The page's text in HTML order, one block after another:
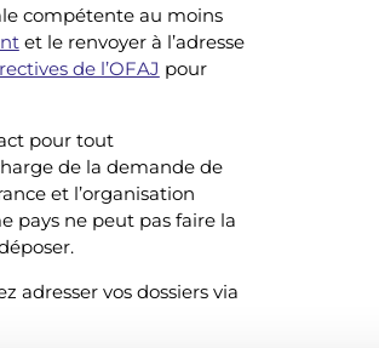
compétente au moins
et le renvoyer à l’adresse
de l’OFAJ pour
pour tout
de la demande de
et l’organisation
pays ne peut pas faire la
adresser vos dossiers via